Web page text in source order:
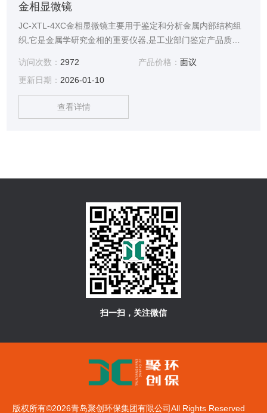
金相显微镜
JC-XTL-4XC金相显微镜主要用于鉴定和分析金属内部结构组
织,它是金属学研究金相的重要仪器,是工业部门鉴定产品质量
应用于工厂或实验室进行铸件质量鉴定，原材料的检验或对材
料处理后金相组织的 研究分析等工作。
访问次数：2972 产品价格： 面议
更新日期：2026-01-10
查看详情
扫一扫，关注微信
版权所有©2026青岛聚创环保集团有限公司All Rights Reserved